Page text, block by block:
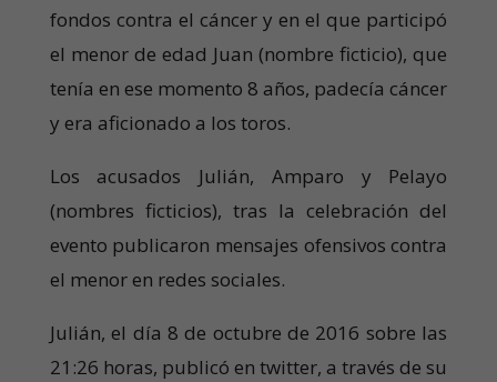
fondos contra el cáncer y en el que participó
el menor de edad Juan (nombre ficticio), que
tenía en ese momento 8 años, padecía cáncer
y era aficionado a los toros.
Los acusados Julián, Amparo y Pelayo
(nombres ficticios), tras la celebración del
evento publicaron mensajes ofensivos contra
el menor en redes sociales.
Julián, el día 8 de octubre de 2016 sobre las
21:26 horas, publicó en twitter, a través de su